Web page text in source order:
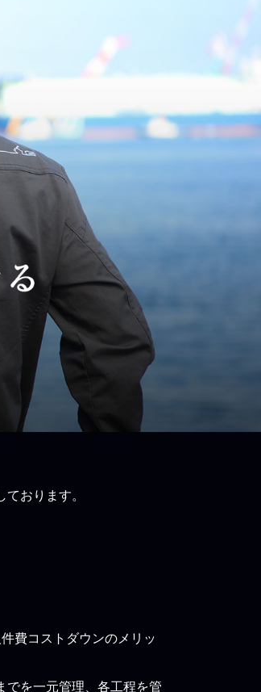
おります。
費コストダウンのメリッ
を一元管理、各工程を管